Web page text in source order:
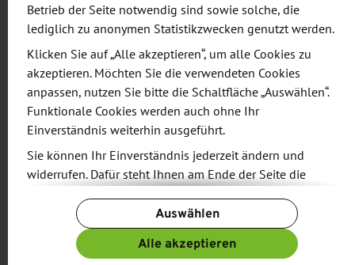
dem Boden landwirtschaftlicher Nutzflächen für
die Energieversorgung nutzbar macht.
Der Rundgang stellte mit dem Feldschwarm, der
die Automatisierung in der Landwirtschaft
vorantreibt, und dem Elwobot, einem autonomen
Obst- und Weinbauroboter mit elektrischem Antrieb
und modularer Energieversorgung, weitere
sächsischen Lösungen für die Branche vor.
Daneben konnten sich die Teilnehmer aber auch
über aktuell auf dem Markt verfügbare Geräte, wie
z. B den New Holland Methane Power und einen
Betrieb der Seite notwendig sind sowie solche, die
lediglich zu anonymen Statistikzwecken genutzt werden.
Klicken Sie auf „Alle akzeptieren“, um alle Cookies zu
akzeptieren. Möchten Sie die verwendeten Cookies
anpassen, nutzen Sie bitte die Schaltfläche „Auswählen“.
Funktionale Cookies werden auch ohne Ihr
Einverständnis weiterhin ausgeführt.
Sie können Ihr Einverständnis jederzeit ändern und
widerrufen. Dafür steht Ihnen am Ende der Seite die
Verfügung.
Weitere Informationen finden Sie in unseren
Datenschutzbestimmungenund ergänzend in unserem
Auswählen
Alle akzeptieren